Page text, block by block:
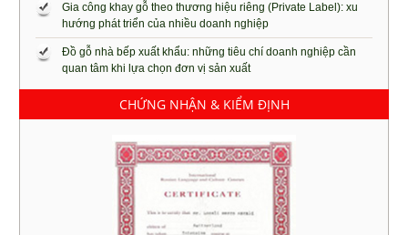
Gia công khay gỗ theo thương hiệu riêng (Private Label): xu
hướng phát triển của nhiều doanh nghiệp
Đồ gỗ nhà bếp xuất khẩu: những tiêu chí doanh nghiệp cần
quan tâm khi lựa chọn đơn vị sản xuất
CHỨNG NHẬN & KIỂM ĐỊNH